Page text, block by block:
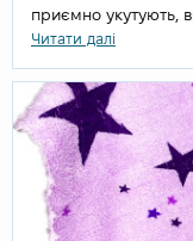
приємно укутують,
Читати далі